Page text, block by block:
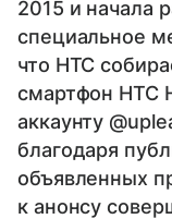
2015 и начала
специальное
что HTC
смартфон HTC
аккаунту
благодаря
объявленных
к анонсу